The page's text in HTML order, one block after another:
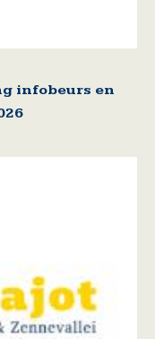
infobeurs en